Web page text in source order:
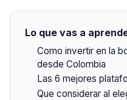
Lo que vas a
Como invertir en la
desde Colombia
Las 6 mejores
Que considerar al